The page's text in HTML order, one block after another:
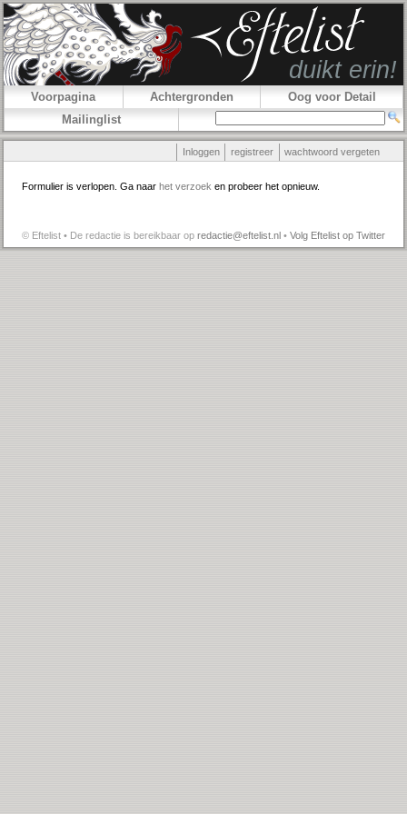
Voorpagina Achtergronden
Oog voor Detail
Mailinglist
Inloggen registreer wachtwoord vergeten
Formulier is verlopen. Ga naar het verzoek en probeer het opnieuw.
© Eftelist • De redactie is bereikbaar op redactie@eftelist.nl • Volg Eftelist op Twitter